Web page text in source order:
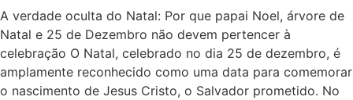
A verdade oculta do Natal: Por que papai Noel, árvore de
Natal e 25 de Dezembro não devem pertencer à
celebração O Natal, celebrado no dia 25 de dezembro, é
amplamente reconhecido como uma data para comemorar
o nascimento de Jesus Cristo, o Salvador prometido. No